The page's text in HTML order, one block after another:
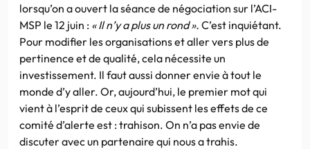
lorsqu’on a ouvert la séance de négociation sur l’ACI-
MSP le 12 juin : « Il n’y a plus un rond ». C’est inquiétant.
Pour modifier les organisations et aller vers plus de
pertinence et de qualité, cela nécessite un
investissement. Il faut aussi donner envie à tout le
monde d’y aller. Or, aujourd’hui, le premier mot qui
vient à l’esprit de ceux qui subissent les effets de ce
comité d’alerte est : trahison. On n’a pas envie de
discuter avec un partenaire qui nous a trahis.